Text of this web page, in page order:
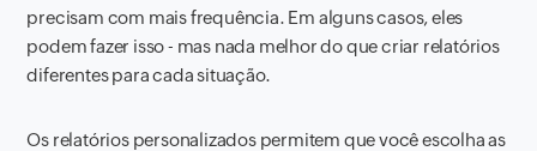
precisam com mais frequência. Em alguns casos, eles
podem fazer isso - mas nada melhor do que criar relatórios
diferentes para cada situação.
Os relatórios personalizados permitem que você escolha as